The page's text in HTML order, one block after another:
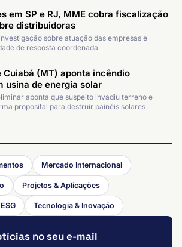
em SP e RJ, MME cobra fiscalização
distribuidoras
sobre atuação das empresas e
de resposta coordenada
Cuiabá (MT) aponta incêndio
usina de energia solar
aponta que suspeito invadiu terreno e
proposital para destruir painéis solares
Mercado Internacional
Projetos & Aplicações
Tecnologia & Inovação
no seu e-mail